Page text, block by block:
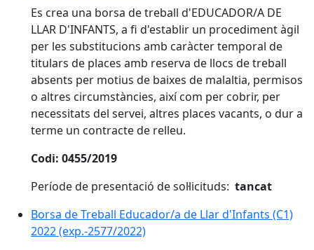
Es crea una borsa de treball d'EDUCADOR/A DE
LLAR D'INFANTS, a fi d'establir un procediment àgil
per les substitucions amb caràcter temporal de
titulars de places amb reserva de llocs de treball
absents per motius de baixes de malaltia, permisos
o altres circumstàncies, així com per cobrir, per
necessitats del servei, altres places vacants, o dur a
terme un contracte de relleu.
Codi: 0455/2019
Període de presentació de sol·licituds: tancat
Borsa de Treball Educador/a de Llar d'Infants (C1)
2022 (exp.-2577/2022)